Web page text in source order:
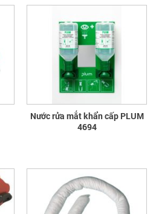
Nước rửa mắt khẩn cấp PLUM
4694